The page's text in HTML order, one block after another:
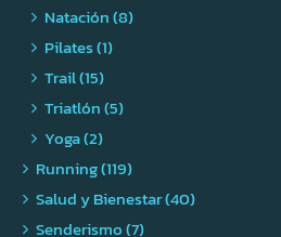
Natación (8)
Pilates (1)
Trail (15)
Triatlón (5)
Yoga (2)
Running (119)
Salud y Bienestar (40)
Senderismo (7)